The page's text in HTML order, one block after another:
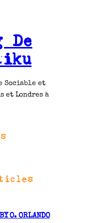
De
Sociable et
et Londres à
O. ORLANDO